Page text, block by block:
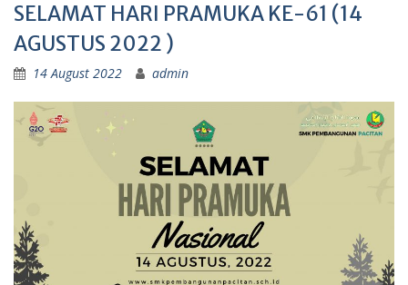
SELAMAT HARI PRAMUKA KE-61 (14
AGUSTUS 2022 )
14 August 2022 admin